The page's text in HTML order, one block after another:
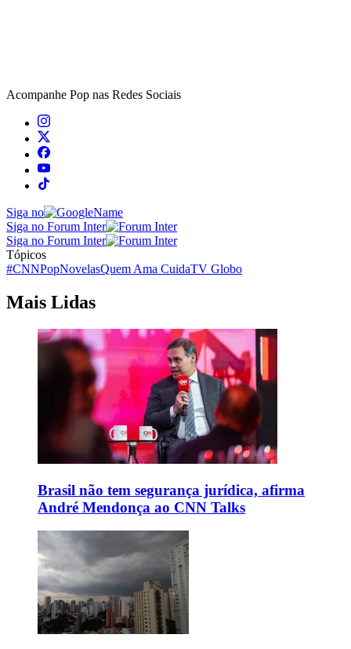
Acompanhe Pop nas Redes Sociais
Siga no
Siga no Forum Inter
Siga no Forum Inter
Tópicos
#CNNPopNovelasQuem Ama CuidaTV Globo
Mais Lidas
Brasil não tem segurança jurídica, afirma
André Mendonça ao CNN Talks